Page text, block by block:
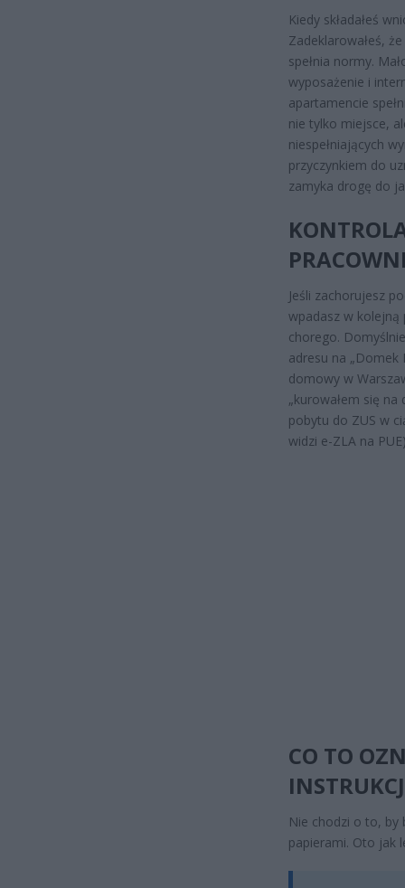
Kiedy składałeś
Zadeklarowałeś,
spełnia normy.
wyposażenie i
apartamencie
nie tylko miejsce,
niespełniających
przyczynkiem do
zamyka drogę do
Jeśli zachorujesz
wpadasz w kolejną
chorego.
adresu na „Domek
domowy w
„kurowałem się na
pobytu do ZUS w
widzi e-ZLA na
CO TO
Nie chodzi o to, by
papierami. Oto jak